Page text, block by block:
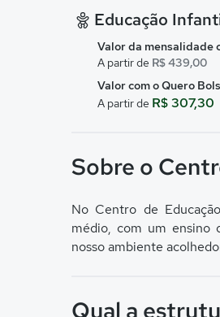
Educação
Valor da mensalidade
A partir de R$ 439,00
Valor com o Quero
A partir de R$ 307,30
Sobre o
No Centro de
médio, com um ensino
nosso ambiente
Qual a